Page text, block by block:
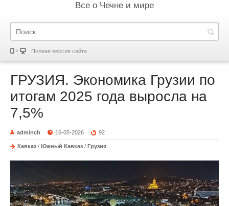
Все о Чечне и мире
Полная версия сайта
ГРУЗИЯ. Экономика Грузии по
итогам 2025 года выросла на
7,5%
adminch 16-05-2026 92
Кавказ / Южный Кавказ / Грузия